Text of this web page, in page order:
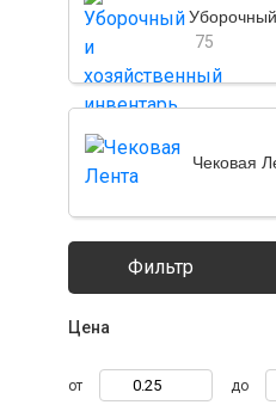
75
Чековая
Фильтр
Цена
от до